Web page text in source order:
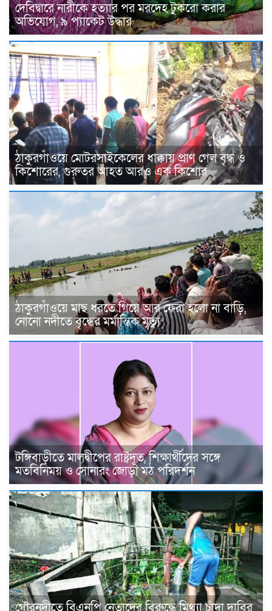
দেবিদ্বারে নারীকে হত্যার পর মরদেহ টুকরো করার
অভিযোগ, ৯ প্যাকেট উদ্ধার
ঠাকুরগাঁওয়ে মোটরসাইকেলের ধাক্কায় প্রাণ গেল বৃদ্ধ ও
কিশোরের, গুরুতর আহত আরও এক কিশোর
ঠাকুরগাঁওয়ে মাছ ধরতে গিয়ে আর ফেরা হলো না বাড়ি,
নোনো নদীতে বৃদ্ধের মর্মান্তিক মৃত্যু
টঙ্গিবাড়ীতে মালদ্বীপের রাষ্ট্রদূত, শিক্ষার্থীদের সঙ্গে
মতবিনিময় ও সোনারং জোড়া মঠ পরিদর্শন